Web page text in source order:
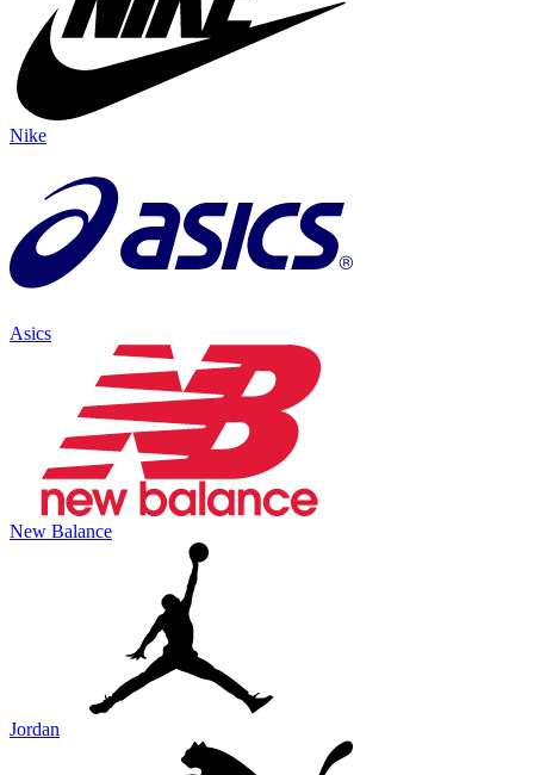
Nike
Asics
New Balance
Jordan